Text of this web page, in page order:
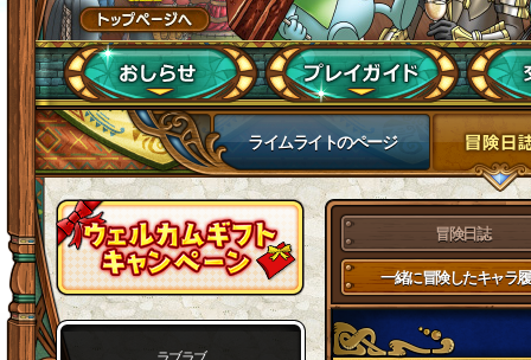
ライムライトのページ
冒険日誌
一緒に冒険したキャラ